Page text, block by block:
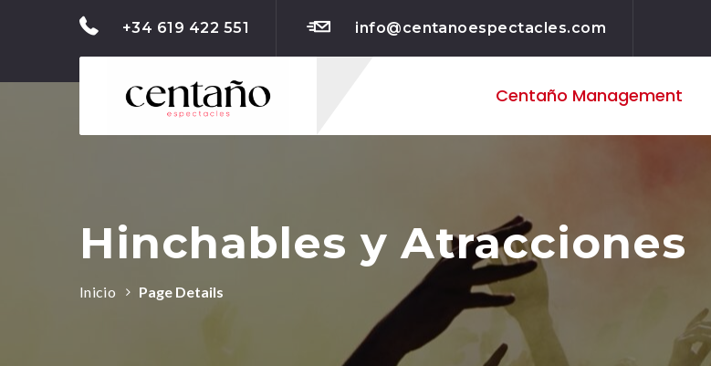
+34 619 422 551 info@centanoespectacles.com
Centaño Management
Hinchables y Atracciones
Inicio Page Details